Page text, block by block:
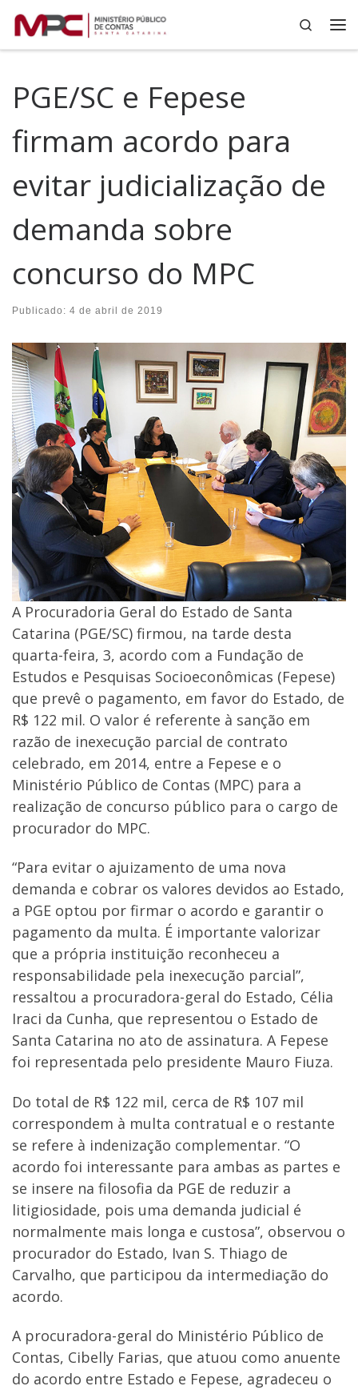
Skip to content
Search
PGE/SC e Fepese
firmam acordo para
evitar judicialização de
demanda sobre
concurso do MPC
Publicado: 4 de abril de 2019
A Procuradoria Geral do Estado de Santa
Catarina (PGE/SC) firmou, na tarde desta
quarta-feira, 3, acordo com a Fundação de
Estudos e Pesquisas Socioeconômicas (Fepese)
que prevê o pagamento, em favor do Estado, de
R$ 122 mil. O valor é referente à sanção em
razão de inexecução parcial de contrato
celebrado, em 2014, entre a Fepese e o
Ministério Público de Contas (MPC) para a
realização de concurso público para o cargo de
procurador do MPC.
“Para evitar o ajuizamento de uma nova
demanda e cobrar os valores devidos ao Estado,
a PGE optou por firmar o acordo e garantir o
pagamento da multa. É importante valorizar
que a própria instituição reconheceu a
responsabilidade pela inexecução parcial”,
ressaltou a procuradora-geral do Estado, Célia
Iraci da Cunha, que representou o Estado de
Santa Catarina no ato de assinatura. A Fepese
foi representada pelo presidente Mauro Fiuza.
Do total de R$ 122 mil, cerca de R$ 107 mil
correspondem à multa contratual e o restante
se refere à indenização complementar. “O
acordo foi interessante para ambas as partes e
se insere na filosofia da PGE de reduzir a
litigiosidade, pois uma demanda judicial é
normalmente mais longa e custosa”, observou o
procurador do Estado, Ivan S. Thiago de
Carvalho, que participou da intermediação do
acordo.
A procuradora-geral do Ministério Público de
Contas, Cibelly Farias, que atuou como anuente
do acordo entre Estado e Fepese, agradeceu o